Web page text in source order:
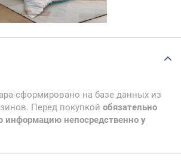
сформировано на базе данных из
Перед покупкой обязательно
информацию непосредственно у